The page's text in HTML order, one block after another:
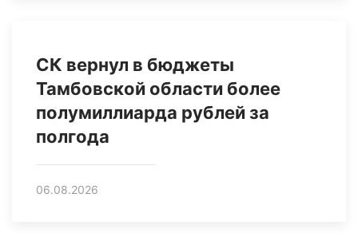
СК вернул в бюджеты
Тамбовской области более
полумиллиарда рублей за
полгода
06.08.2026